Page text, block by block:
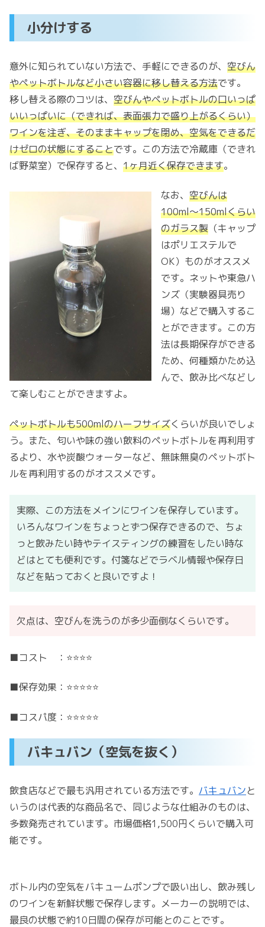
小分けする
意外に知られていない方法で、手軽にできるのが、 空びん
やペットボトルなど小さい容器に移し替える方法です。
移し替える際のコツは、 空びんやペットボトルの口いっぱ
いいっぱいに（できれば、表面張力で盛り上がるくらい）
ワインを注ぎ、そのままキャップを閉め、空気をできるだ
けゼロの状態にすることです。この方法で冷蔵庫（できれ
ば野菜室）で保存すると、 1ヶ月近く保存できます。
なお、 空びんは
100ml〜150mlくらい
のガラス製 （キャップ
はポリエステルで
OK）ものがオススメ
です。ネットや東急ハ
ンズ（実験器具売り
場）などで購入するこ
とができます。この方
法は長期保存ができる
ため、何種類かため込
んで、飲み比べなどし
て楽しむことができますよ。
ペットボトルも500mlのハーフサイズくらいが良いでしょ
う。また、匂いや味の強い飲料のペットボトルを再利用す
るより、水や炭酸ウォーターなど、無味無臭のペットボト
ルを再利用するのがオススメです。
実際、この方法をメインにワインを保存しています。
いろんなワインをちょっとずつ保存できるので、ちょ
っと飲みたい時やテイスティングの練習をしたい時な
どはとても便利です。付箋などでラベル情報や保存日
などを貼っておくと良いですよ！
欠点は、空びんを洗うのが多少面倒なくらいです。
■コスト ：⭐️⭐️⭐️⭐️
■保存効果：⭐️⭐️⭐️⭐️⭐️
■コスパ度：⭐️⭐️⭐️⭐️⭐️
バキュバン（空気を抜く）
飲食店などで最も汎用されている方法です。 バキュバンと
いうのは代表的な商品名で、同じような仕組みのものは、
多数発売されています。市場価格1,500円くらいで購入可
能です。
ボトル内の空気をバキュームポンプで吸い出し、飲み残し
のワインを新鮮状態で保存します。メーカーの説明では、
最良の状態で約10日間の保存が可能とのことです。